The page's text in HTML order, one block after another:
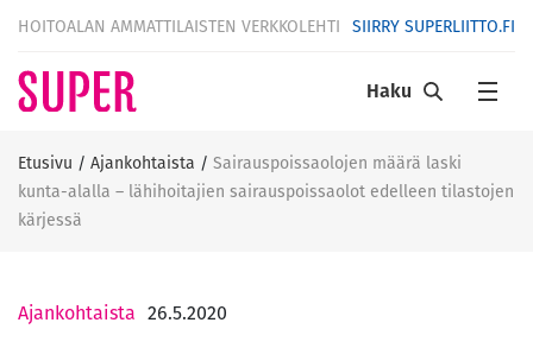
HOITOALAN AMMATTILAISTEN VERKKOLEHTI SIIRRY SUPERLIITTO.FI
Haku
Etusivu / Ajankohtaista / Sairauspoissaolojen määrä laski
kunta-alalla – lähihoitajien sairauspoissaolot edelleen tilastojen
kärjessä
Ajankohtaista 26.5.2020